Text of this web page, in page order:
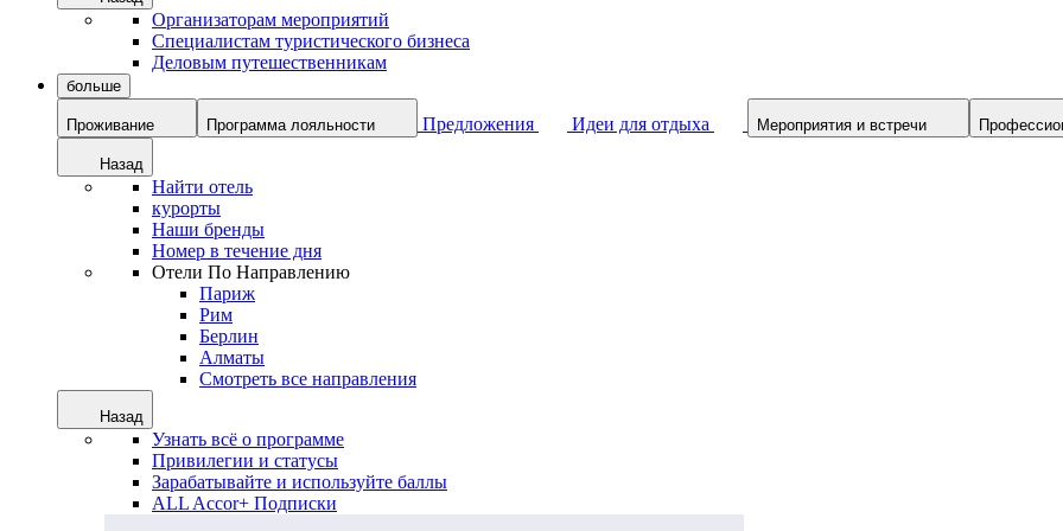
Организаторам мероприятий
Специалистам туристического бизнеса
Деловым путешественникам
больше
Проживание Программа лояльности Предложения Идеи для отдыха Мероприятия и встречи
Назад
Найти отель
курорты
Наши бренды
Номер в течение дня
Отели По Направлению
Париж
Рим
Берлин
Алматы
Смотреть все направления
Назад
Узнать всё о программе
Привилегии и статусы
Зарабатывайте и используйте баллы
ALL Accor+ Подписки